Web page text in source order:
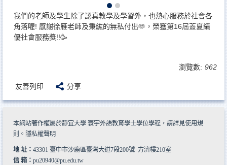
我們的老師及學生除了認真教學及學習外，也熱心服務於社會各
角落喔! 感謝徐雁老師及秉紘的無私付出🫶，榮獲第16屆蓋夏績
優社會服務獎!!🥳
瀏覽數: 962
友善列印 分享
本網站著作權屬於靜宜大學 寰宇外語教育學士學位學程，請詳見使用規
則 。 隱私權聲明
地 址： 43301 臺中市沙鹿區臺灣大道7段200號 方濟樓210室
信 箱： pu20940@pu.edu.tw